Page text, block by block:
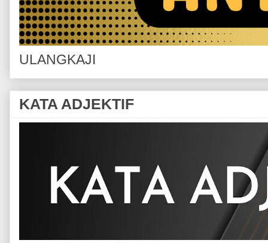
ULANGKAJI
KATA ADJEKTIF